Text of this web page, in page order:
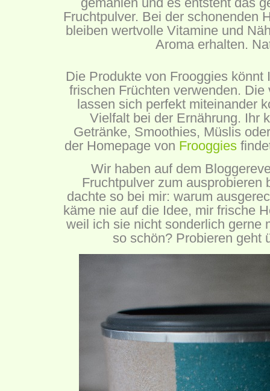
Fruchtpulver. Bei der schonenden
bleiben wertvolle Vitamine und
Aroma erhalten.
Die Produkte von Frooggies könnt
frischen Früchten verwenden.
lassen sich perfekt miteinander
Vielfalt bei der Ernährung. Ihr
Getränke, Smoothies, Müslis
der Homepage von Frooggies
Wir haben auf dem
Fruchtpulver zum ausprobieren
dachte so bei mir: warum
käme nie auf die Idee, mir frische
weil ich sie nicht sonderlich gerne
so schön? Probieren geht